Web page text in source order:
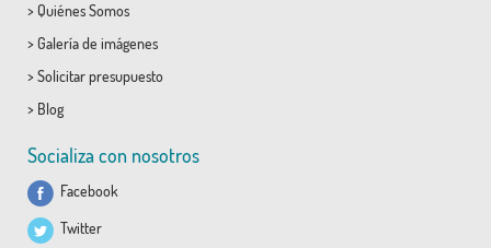
> Quiénes Somos
> Galería de imágenes
> Solicitar presupuesto
> Blog
Socializa con nosotros
Facebook
Twitter